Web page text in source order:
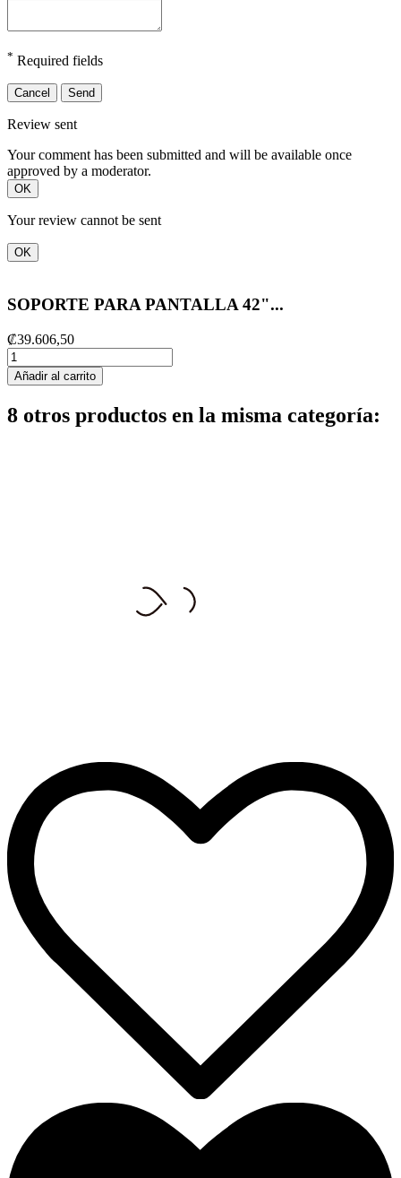
* Required fields
Cancel Send
Review sent
Your comment has been submitted and will be available once
approved by a moderator.
OK
Your review cannot be sent
OK
SOPORTE PARA PANTALLA 42"...
₡39.606,50
Añadir al carrito
8 otros productos en la misma categoría: